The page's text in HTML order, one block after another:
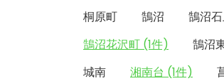
桐原町
鵠沼 鵠沼
鵠沼花沢町 (1件)
鵠沼
城南
湘南台 (1件)